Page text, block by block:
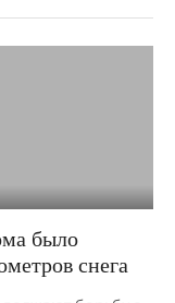
было
снега